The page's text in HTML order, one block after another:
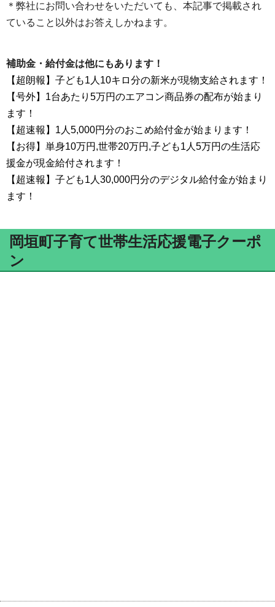
＊弊社にお問い合わせをいただいても、本記事で掲載され
ていること以外はお答えしかねます。
補助金・給付金は他にもあります！
【超朗報】子ども1人10キロ分の新米が現物支給されます！
【号外】1台あたり5万円のエアコン商品券の配布が始まり
ます！
【超速報】1人5,000円分のおこめ給付金が始まります！
【お得】単身10万円,世帯20万円,子ども1人5万円の生活応
援金が現金給付されます！
【超速報】子ども1人30,000円分のデジタル給付金が始まり
ます！
岡垣町子育て世帯生活応援電子クーポ
ン